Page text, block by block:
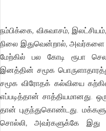
நம்பிக்கை, விசுவாசம்,
நிலை இதுவென்றால்,
மேற்கில் பல கோடி ரூபா
இனத்தின் சமூக
சமூக விரோதக் கல்வியை
எப்படித்தான் சாத்தியமானது.
தான் புகுந்துகொண்டது.
சொல்லி, அவர்களுக்கே இது